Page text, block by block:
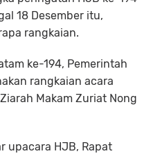
18 Desember itu,
rangkaian.
ke-194, Pemerintah
rangkaian acara
Makam Zuriat Nong
upacara HJB, Rapat